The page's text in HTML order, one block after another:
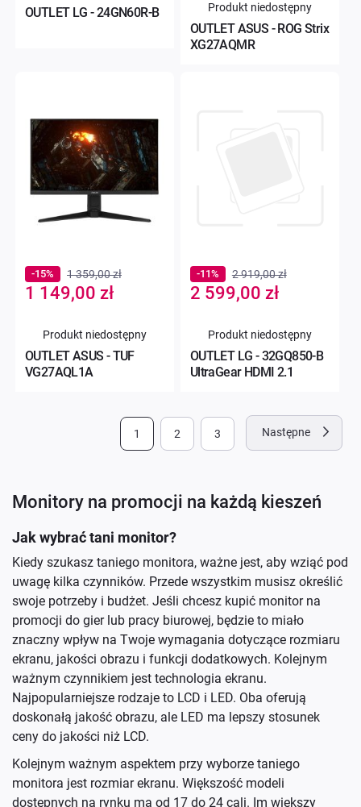
OUTLET LG - 24GN60R-B
OUTLET ASUS - ROG Strix
XG27AQMR
Produkt niedostępny
OUTLET ASUS - TUF
VG27AQL1A
Special
Price
1 149,00 zł
-15% 1 359,00 zł
Produkt niedostępny
OUTLET LG - 32GQ850-B
UltraGear HDMI 2.1
Special
Price
2 599,00 zł
-11% 2 919,00 zł
Produkt niedostępny
Strona
Aktualnie
czytasz
1 Strona
2 Strona
3 Następne
Monitory na promocji na każdą kieszeń
Jak wybrać tani monitor?
Kiedy szukasz taniego monitora, ważne jest, aby wziąć pod
uwagę kilka czynników. Przede wszystkim musisz określić
swoje potrzeby i budżet. Jeśli chcesz kupić monitor na
promocji do gier lub pracy biurowej, będzie to miało
znaczny wpływ na Twoje wymagania dotyczące rozmiaru
ekranu, jakości obrazu i funkcji dodatkowych. Kolejnym
ważnym czynnikiem jest technologia ekranu.
Najpopularniejsze rodzaje to LCD i LED. Oba oferują
doskonałą jakość obrazu, ale LED ma lepszy stosunek
ceny do jakości niż LCD.
Kolejnym ważnym aspektem przy wyborze taniego
monitora jest rozmiar ekranu. Większość modeli
dostępnych na rynku ma od 17 do 24 cali. Im większy